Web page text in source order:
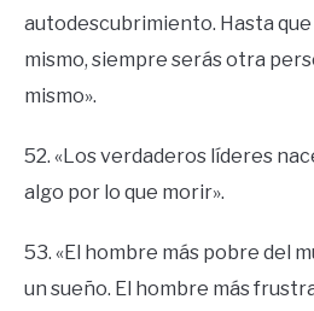
autodescubrimiento. Hasta
mismo, siempre serás otra
mismo».
52. «Los verdaderos líderes
algo por lo que morir».
53. «El hombre más pobre del
un sueño. El hombre más